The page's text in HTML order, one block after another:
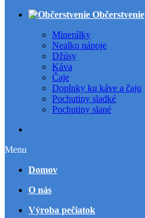
Občerstvenie
Minerálky
Nealko nápoje
Džúsy
Káva
Čaje
Doplnky ku káve a čaju
Pochutiny sladké
Pochutiny slané
Menu
Domov
O nás
Výroba pečiatok